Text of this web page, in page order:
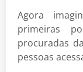
Agora
primeiras
procuradas
pessoas